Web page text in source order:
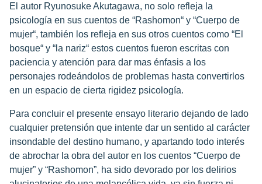
El autor Ryunosuke Akutagawa, no solo refleja la
psicología en sus cuentos de “Rashomon“ y “Cuerpo de
mujer“, también los refleja en sus otros cuentos como “El
bosque“ y “la nariz“ estos cuentos fueron escritas con
paciencia y atención para dar mas énfasis a los
personajes rodeándolos de problemas hasta convertirlos
en un espacio de cierta rigidez psicología.
Para concluir el presente ensayo literario dejando de lado
cualquier pretensión que intente dar un sentido al carácter
insondable del destino humano, y apartando todo interés
de abrochar la obra del autor en los cuentos “Cuerpo de
mujer” y “Rashomon”, ha sido devorado por los delirios